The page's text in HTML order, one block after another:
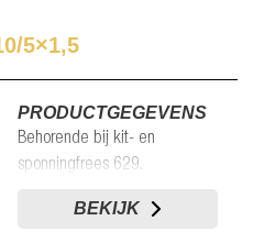
5×1,5
PRODUCTGEGEVENS
Behorende bij kit- en
sponningfrees 629.
BEKIJK